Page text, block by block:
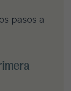
pasos a